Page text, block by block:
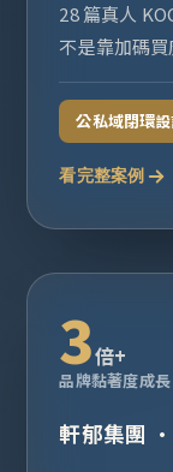
28 篇真人
不是靠加碼買
公私域閉環
看完整案例
3倍+
品牌黏著度成長
軒郁集團